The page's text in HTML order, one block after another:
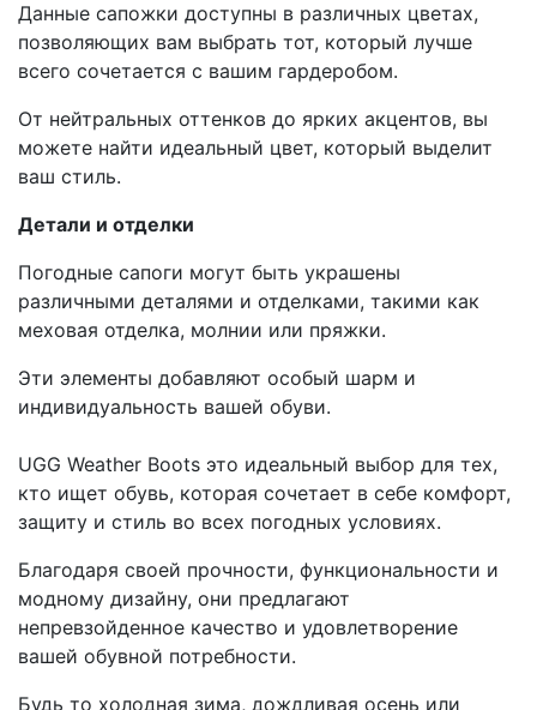
Данные сапожки доступны в различных цветах,
позволяющих вам выбрать тот, который лучше
всего сочетается с вашим гардеробом.
От нейтральных оттенков до ярких акцентов, вы
можете найти идеальный цвет, который выделит
ваш стиль.
Детали и отделки
Погодные сапоги могут быть украшены
различными деталями и отделками, такими как
меховая отделка, молнии или пряжки.
Эти элементы добавляют особый шарм и
индивидуальность вашей обуви.
UGG Weather Boots это идеальный выбор для тех,
кто ищет обувь, которая сочетает в себе комфорт,
защиту и стиль во всех погодных условиях.
Благодаря своей прочности, функциональности и
модному дизайну, они предлагают
непревзойденное качество и удовлетворение
вашей обувной потребности.
Будь то холодная зима, дождливая осень или